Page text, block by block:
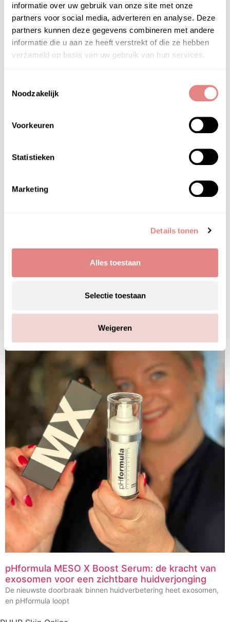
informatie over uw gebruik van onze site met onze
partners voor social media, adverteren en analyse. Deze
partners kunnen deze gegevens combineren met andere
informatie die u aan ze heeft verstrekt of die ze hebben
verzameld op basis van uw gebruik van hun services.
Noodzakelijk
Voorkeuren
Statistieken
Marketing
Details tonen
Alles toestaan
Selectie toestaan
Weigeren
huid
Een gezonde huid begint bij een sterke basis. Collageen speelt
skincaremerken ter wereld. Wereldwijd geliefd om zijn Zwitserse
wil kopen, is PUUR Skin Online het vertrouwde adres.
pHformula MESO X Boost Serum: de kracht van
exosomen voor een zichtbare huidverjonging
De nieuwste doorbraak binnen huidverbetering heet exosomen,
en pHformula loopt